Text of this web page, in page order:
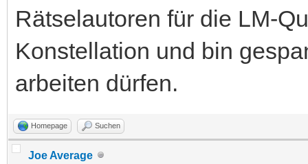
Rätselautoren für die LM-
Konstellation und bin
arbeiten dürfen.
Homepage Suchen
Joe Average